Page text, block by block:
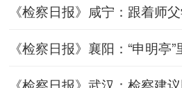
《检察日报》咸宁：跟着师
《检察日报》襄阳：“申明
《检察日报》武汉：检察建